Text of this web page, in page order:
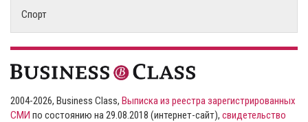
Спорт
2004-2026, Business Class, Выписка из реестра зарегистрированных
СМИ по состоянию на 29.08.2018 (интернет-сайт), свидетельство